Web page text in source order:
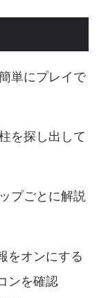
単にプレイで
を探し出して
プごとに解説
をオンにする
ンを確認